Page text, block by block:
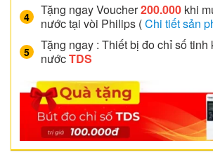
Tặng ngay Voucher200.000 khi
nước tại vòi Philips (Chi tiết sản
Tặng ngay : Thiết bị đo chỉ số tinh
nướcTDS